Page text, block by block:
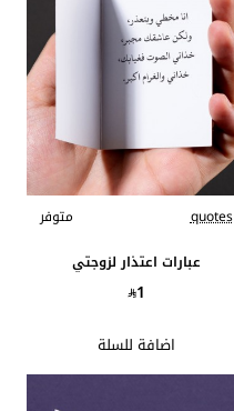
quotes
متوفر
عبارات اعتذار لزوجتي
1
اضافة للسلة